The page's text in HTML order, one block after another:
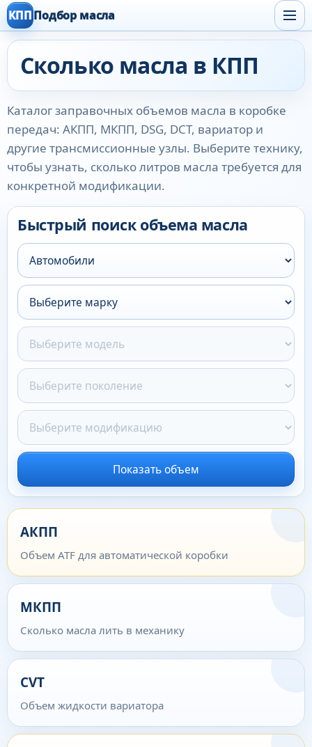
КПППодбор масла
Сколько масла в КПП
Каталог заправочных объемов масла в коробке
передач: АКПП, МКПП, DSG, DCT, вариатор и
другие трансмиссионные узлы. Выберите технику,
чтобы узнать, сколько литров масла требуется для
конкретной модификации.
Быстрый поиск объема масла
Показать объем
АКПП
Объем ATF для автоматической коробки
МКПП
Сколько масла лить в механику
CVT
Объем жидкости вариатора